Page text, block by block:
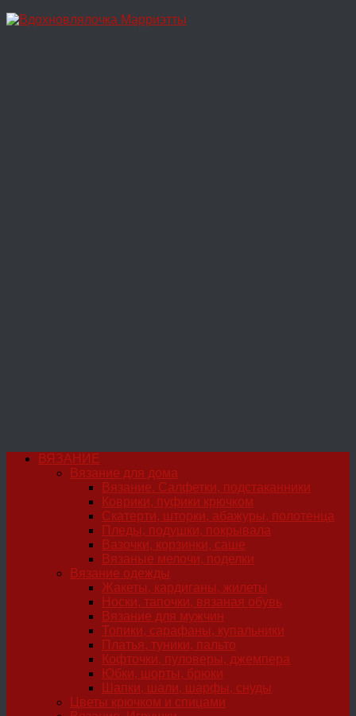
Перейти
ВЯЗАНИЕ
Вязание для дома
Вязание. Салфетки, подстаканники
Коврики, пуфики крючком
Скатерти, шторки, абажуры, полотенца
Пледы, подушки, покрывала
Вазочки, корзинки, саше
Вязаные мелочи, поделки
Вязание одежды
Жакеты, кардиганы, жилеты
Носки, тапочки, вязаная обувь
Вязание для мужчин
Топики, сарафаны, купальники
Платья, туники, пальто
Кофточки, пуловеры, джемпера
Юбки, шорты, брюки
Шапки, шали, шарфы, снуды
Цветы крючком и спицами